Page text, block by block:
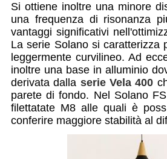
Si ottiene inoltre una minore
una frequenza di risonanza
vantaggi significativi
La serie Solano si caratterizza
leggermente curvilineo. Ad
inoltre una base in alluminio
derivata dalla serie Vela 400
parete di fondo. Nel Solano
filettatate M8 alle quali è
conferire maggiore stabilità al